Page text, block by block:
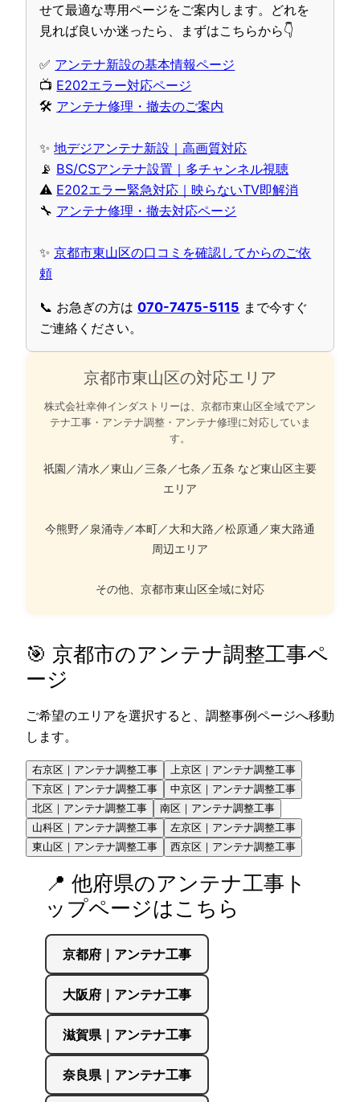
せて最適な専用ページをご案内します。どれを
見れば良いか迷ったら、まずはこちらから👇
✅ アンテナ新設の基本情報ページ
📺 E202エラー対応ページ
🛠 アンテナ修理・撤去のご案内
✨地デジアンテナ新設｜高画質対応
📡 BS/CSアンテナ設置｜多チャンネル視聴
⚠️ E202エラー緊急対応｜映らないTV即解消
🔧 アンテナ修理・撤去対応ページ
✨京都市東山区の口コミを確認してからのご依
頼
📞 お急ぎの方は070-7475-5115 まで今すぐ
ご連絡ください。
京都市東山区の対応エリア
株式会社幸伸インダストリーは、京都市東山区全域でアン
テナ工事・アンテナ調整・アンテナ修理に対応していま
す。
祇園／清水／東山／三条／七条／五条 など東山区主要
エリア
今熊野／泉涌寺／本町／大和大路／松原通／東大路通
周辺エリア
その他、京都市東山区全域に対応
🎯 京都市のアンテナ調整工事ペ
ージ
ご希望のエリアを選択すると、調整事例ページへ移動
します。
右京区｜アンテナ調整工事
上京区｜アンテナ調整工事
下京区｜アンテナ調整工事
中京区｜アンテナ調整工事
北区｜アンテナ調整工事
南区｜アンテナ調整工事
山科区｜アンテナ調整工事
左京区｜アンテナ調整工事
東山区｜アンテナ調整工事
西京区｜アンテナ調整工事
📍 他府県のアンテナ工事ト
ップページはこちら
京都府｜アンテナ工事
大阪府｜アンテナ工事
滋賀県｜アンテナ工事
奈良県｜アンテナ工事